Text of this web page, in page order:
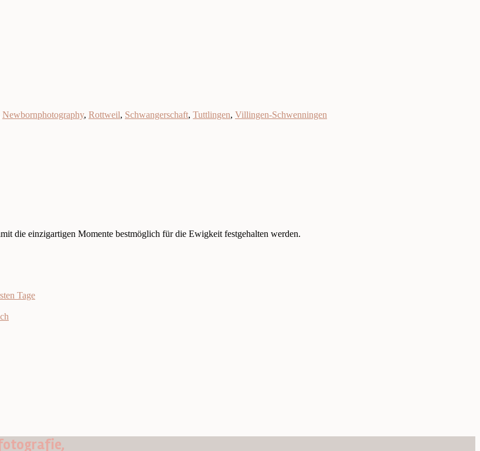
Newbornphotography, Rottweil, Schwangerschaft, Tuttlingen, Villingen-Schwenningen
die einzigartigen Momente bestmöglich für die Ewigkeit festgehalten werden.
Tage